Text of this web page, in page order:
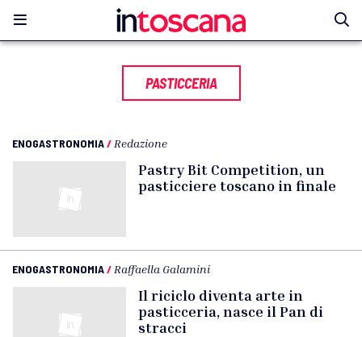
PASTICCERIA
ENOGASTRONOMIA/ Redazione
Pastry Bit Competition, un
pasticciere toscano in finale
ENOGASTRONOMIA/ Raffaella Galamini
Il riciclo diventa arte in
pasticceria, nasce il Pan di
stracci